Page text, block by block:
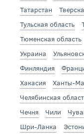
Татарстан
Тульская область
Тюменская область
Украина
Финляндия
Хакасия
Ханты-
Челябинская
Чечня
Чили
Шри-Ланка